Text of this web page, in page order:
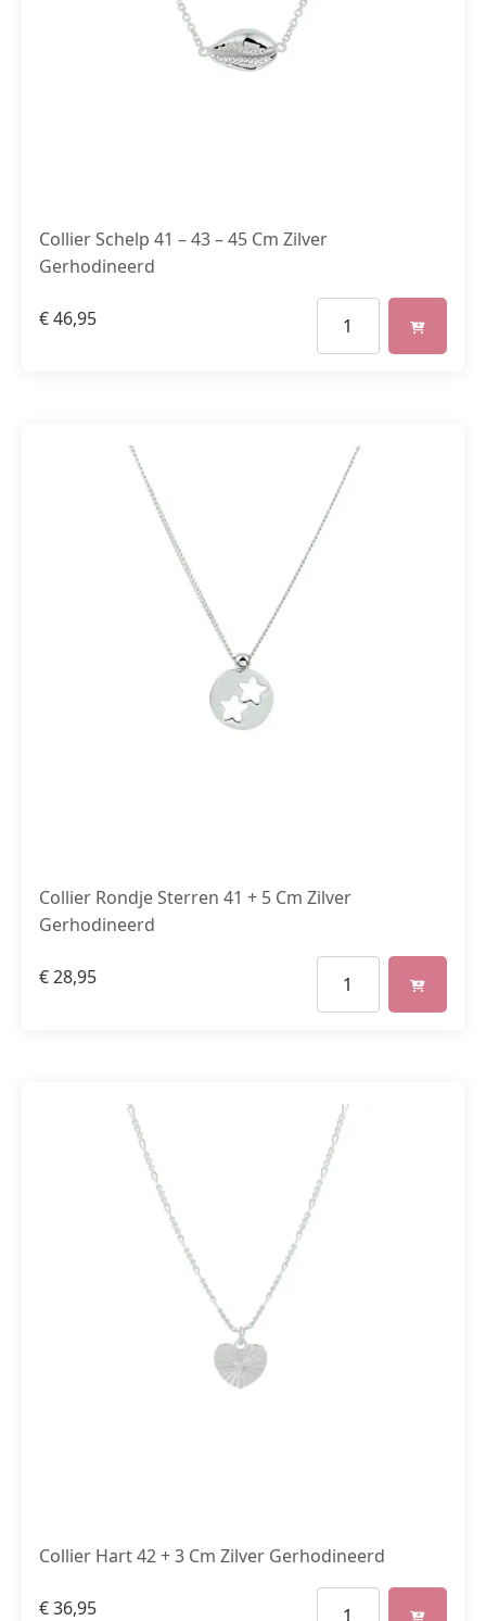
Collier Schelp 41 – 43 – 45 Cm Zilver
Gerhodineerd
€46,95
Collier Rondje Sterren 41 + 5 Cm Zilver
Gerhodineerd
€28,95
Collier Hart 42 + 3 Cm Zilver Gerhodineerd
€36,95